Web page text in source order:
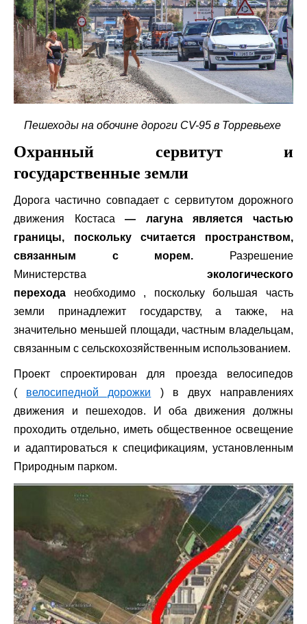
Пешеходы на обочине дороги CV-95 в Торревьехе
Охранный сервитут и
государственные земли
Дорога частично совпадает с сервитутом дорожного
движения Костаса— лагуна является частью
границы, поскольку считается пространством,
связанным с морем.
Разрешение
Министерства экологического
перехода необходимо , поскольку большая часть
земли принадлежит государству, а также, на
значительно меньшей площади, частным владельцам,
связанным с сельскохозяйственным использованием.
Проект спроектирован для проезда велосипедов
( велосипедной дорожки ) в двух направлениях
движения и пешеходов. И оба движения должны
проходить отдельно, иметь общественное освещение
и адаптироваться к спецификациям, установленным
Природным парком.